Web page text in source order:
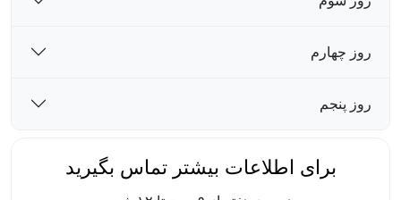
روز چهارم
روز پنجم
برای اطلاعات بیشتر تماس بگیرید